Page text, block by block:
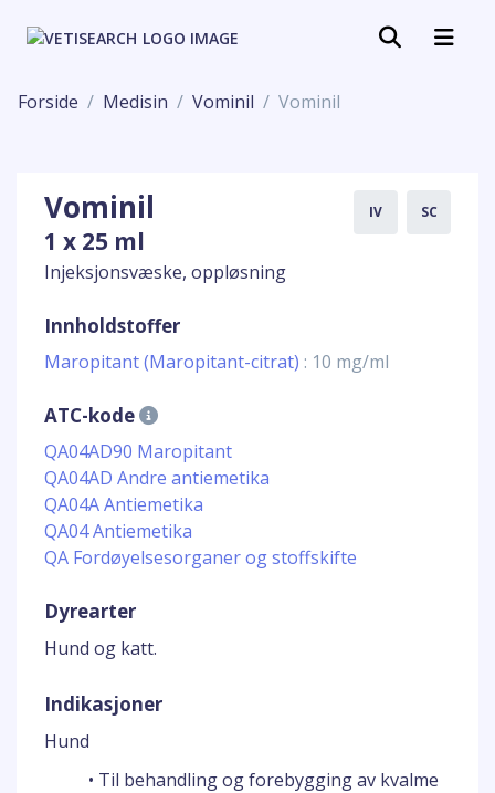
Forside Medisin Vominil Vominil
Vominil
1 x 25 ml
Injeksjonsvæske, oppløsning
IV SC
Innholdstoffer
Maropitant (Maropitant-citrat) : 10 mg/ml
ATC-kode
QA04AD90 Maropitant
QA04AD Andre antiemetika
QA04A Antiemetika
QA04 Antiemetika
QA Fordøyelsesorganer og stoffskifte
Dyrearter
Hund og katt.
Indikasjoner
Hund
• Til behandling og forebygging av kvalme